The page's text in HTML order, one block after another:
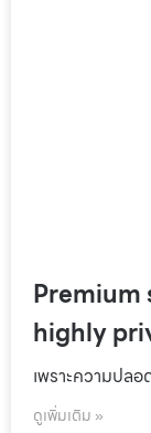
Premium
highly
เพราะความปล
ดูเพิ่มเติม »